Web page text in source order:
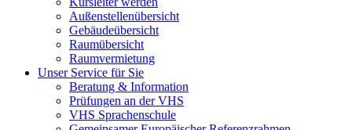
Außenstellenübersicht
Gebäudeübersicht
Raumübersicht
Raumvermietung
Unser Service für Sie
Beratung & Information
Prüfungen an der VHS
VHS Sprachenschule